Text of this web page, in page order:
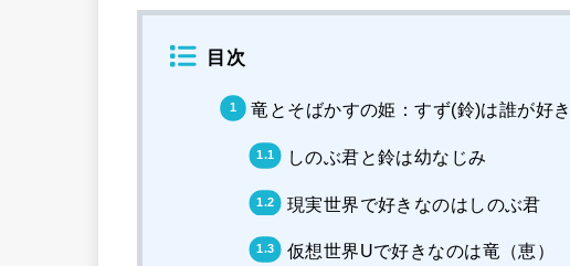
目次
竜とそばかすの姫：すず(鈴)は誰が好
しのぶ君と鈴は幼なじみ
現実世界で好きなのはしのぶ君
仮想世界Uで好きなのは竜（恵）